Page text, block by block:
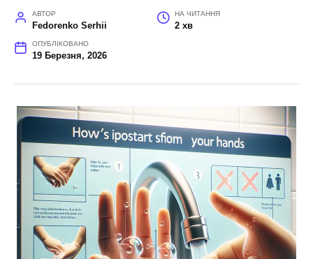
АВТОР
Fedorenko Serhii
НА ЧИТАННЯ
2 хв
ОПУБЛІКОВАНО
19 Березня, 2026